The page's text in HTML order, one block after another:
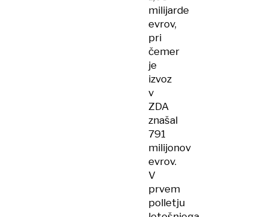
milijarde
evrov,
pri
čemer
je
izvoz
v
ZDA
znašal
791
milijonov
evrov.
V
prvem
polletju